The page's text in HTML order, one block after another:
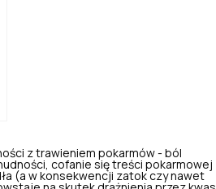
z trawieniem pokarmów - ból
cofanie się treści pokarmowej
(a w konsekwencji zatok czy nawet